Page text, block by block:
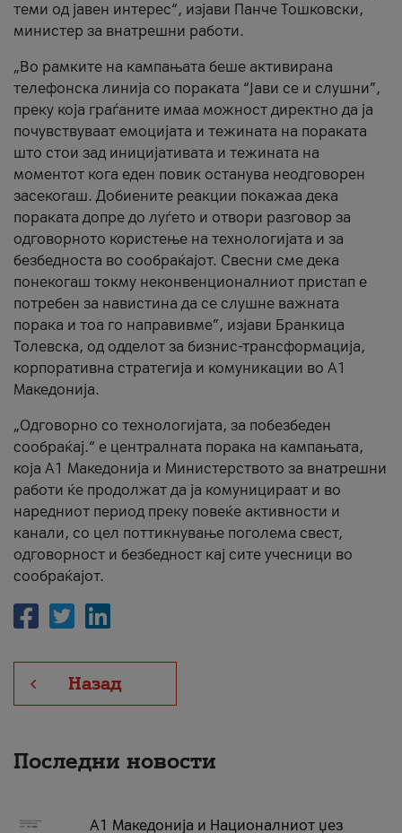
теми од јавен интерес“, изјави Панче Тошковски,
министер за внатрешни работи.
„Во рамките на кампањата беше активирана
телефонска линија со пораката “Јави се и слушни”,
преку која граѓаните имаа можност директно да ја
почувствуваат емоцијата и тежината на пораката
што стои зад иницијативата и тежината на
моментот кога еден повик останува неодговорен
засекогаш. Добиените реакции покажаа дека
пораката допре до луѓето и отвори разговор за
одговорното користење на технологијата и за
безбедноста во сообраќајот. Свесни сме дека
понекогаш токму неконвенционалниот пристап е
потребен за навистина да се слушне важната
порака и тоа го направивме”, изјави Бранкица
Толевска, од одделот за бизнис-трансформација,
корпоративна стратегија и комуникации во А1
Македонија.
„Одговорно со технологијата, за побезбеден
сообраќај.“ е централната порака на кампањата,
која A1 Македонија и Министерството за внатрешни
работи ќе продолжат да ја комуницираат и во
наредниот период преку повеќе активности и
канали, со цел поттикнување поголема свест,
одговорност и безбедност кај сите учесници во
сообраќајот.
Назад
Последни новости
А1 Македонија и Националниот џез